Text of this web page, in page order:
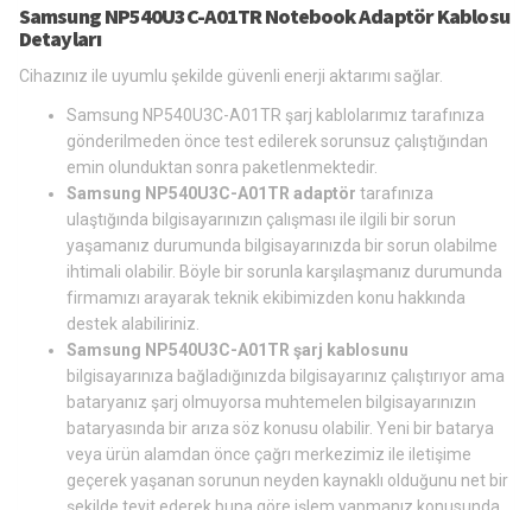
Samsung NP540U3C-A01TR Notebook Adaptör Kablosu
Detayları
Cihazınız ile uyumlu şekilde güvenli enerji aktarımı sağlar.
Samsung NP540U3C-A01TR şarj kablolarımız tarafınıza
gönderilmeden önce test edilerek sorunsuz çalıştığından
emin olunduktan sonra paketlenmektedir.
Samsung NP540U3C-A01TR adaptör tarafınıza
ulaştığında bilgisayarınızın çalışması ile ilgili bir sorun
yaşamanız durumunda bilgisayarınızda bir sorun olabilme
ihtimali olabilir. Böyle bir sorunla karşılaşmanız durumunda
firmamızı arayarak teknik ekibimizden konu hakkında
destek alabiliriniz.
Samsung NP540U3C-A01TR şarj kablosunu
bilgisayarınıza bağladığınızda bilgisayarınız çalıştırıyor ama
bataryanız şarj olmuyorsa muhtemelen bilgisayarınızın
bataryasında bir arıza söz konusu olabilir. Yeni bir batarya
veya ürün alamdan önce çağrı merkezimiz ile iletişime
geçerek yaşanan sorunun neyden kaynaklı olduğunu net bir
şekilde teyit ederek buna göre işlem yapmanız konusunda